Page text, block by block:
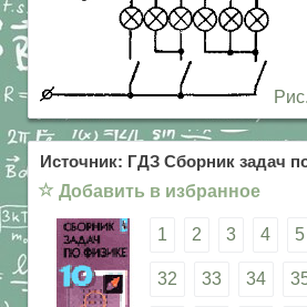
Источник: ГДЗ Сборник задач
☆ Добавить в избранное
1 2 3 4 5
32 33 34